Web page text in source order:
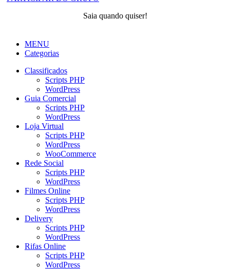
Saia quando quiser!
MENU
Categorias
Classificados
Scripts PHP
WordPress
Guia Comercial
Scripts PHP
WordPress
Loja Virtual
Scripts PHP
WordPress
WooCommerce
Rede Social
Scripts PHP
WordPress
Filmes Online
Scripts PHP
WordPress
Delivery
Scripts PHP
WordPress
Rifas Online
Scripts PHP
WordPress